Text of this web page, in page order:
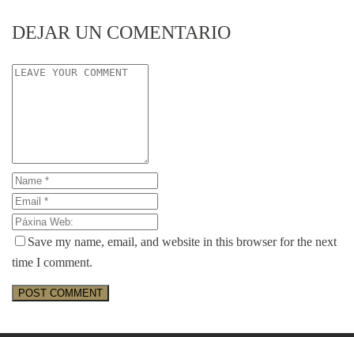
DEJAR UN COMENTARIO
Save my name, email, and website in this browser for the next
time I comment.